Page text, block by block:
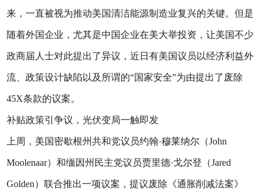
来，一直被视为推动美国清洁能源制造业复兴的关键。但是
随着外国企业，尤其是中国企业在美大举投资，让美国不少
政商届人士对此提出了异议，近日有美国议员以经济利益外
流、政策设计缺陷以及所谓的“国家安全”为由提出了废除
45X条款的议案。
补贴政策引争议，光伏变局一触即发
上周，美国密歇根州共和党议员约翰·穆莱纳尔（John
Moolenaar）和缅因州民主党议员贾里德·戈尔登（Jared
Golden）联合推出一项议案，提议废除《通胀削减法案》